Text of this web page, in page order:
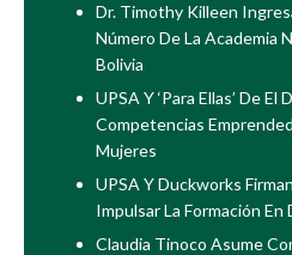
Dr. Timothy Killeen
Número De La Academia
Bolivia
UPSA Y ‘Para Ellas’ De
Competencias
Mujeres
UPSA Y Duckworks
Impulsar La Formación
Claudia Tinoco Asume